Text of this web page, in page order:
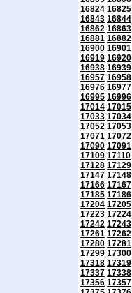
16824 16825
16843 16844
16862 16863
16881 16882
16900 16901
16919 16920
16938 16939
16957 16958
16976 16977
16995 16996
17014 17015
17033 17034
17052 17053
17071 17072
17090 17091
17109 17110
17128 17129
17147 17148
17166 17167
17185 17186
17204 17205
17223 17224
17242 17243
17261 17262
17280 17281
17299 17300
17318 17319
17337 17338
17356 17357